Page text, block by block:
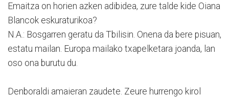
Emaitza on horien azken adibidea, zure talde kide Oiana
Blancok eskuraturikoa?
N.A.: Bosgarren geratu da Tbilisin. Onena da bere pisuan,
estatu mailan. Europa mailako txapelketara joanda, lan
oso ona burutu du.
Denboraldi amaieran zaudete. Zeure hurrengo kirol